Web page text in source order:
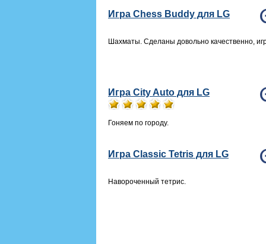
Игра Chess Buddy для LG
Шахматы. Сделаны довольно качественно,
Игра City Auto для LG
Гоняем по городу.
Игра Classic Tetris для LG
Навороченный тетрис.